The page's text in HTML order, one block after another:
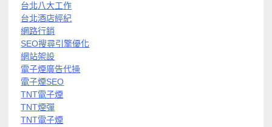
台北八大工作
台北酒店經紀
網路行銷
SEO搜尋引擎優化
網站架設
電子煙廣告代操
電子煙SEO
TNT電子煙
TNT煙彈
TNT電子煙